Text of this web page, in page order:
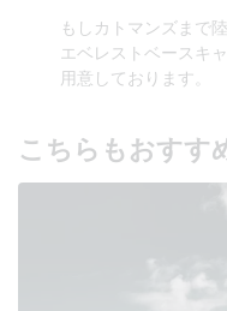
もしカトマンズまで
エベレストベースキ
用意しております。
こちらもおすす